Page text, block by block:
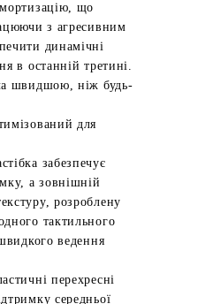
що
з агресивним
динамічні
в останній третині.
швидшою, ніж будь-
для
забезпечує
а зовнішній
розроблену
тактильного
ведення
перехресні
середньої